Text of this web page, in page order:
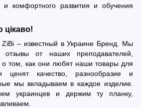
и комфортного развития и обучения
цікаво!
– известный в Украине Бренд. Мы
отзывы от наших преподавателей,
о том, как они любят наши товары для
ценят качество, разнообразие и
мы вкладываем в каждое изделие.
украинцев и держим ту планку,